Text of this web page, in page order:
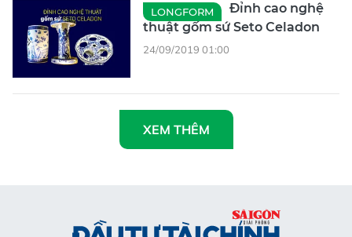
LONGFORM
Đỉnh cao nghệ
thuật gốm sứ Seto Celadon
24/09/2019 01:00
XEM THÊM